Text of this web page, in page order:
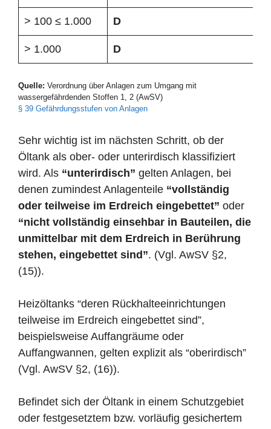
> 100 ≤ 1.000 D
> 1.000 D
Quelle: Verordnung über Anlagen zum Umgang mit
wassergefährdenden Stoffen 1, 2 (AwSV)
§ 39 Gefährdungsstufen von Anlagen
Sehr wichtig ist im nächsten Schritt, ob der
Öltank als ober- oder unterirdisch klassifiziert
wird. Als “unterirdisch” gelten Anlagen, bei
denen zumindest Anlagenteile “vollständig
oder teilweise im Erdreich eingebettet” oder
“nicht vollständig einsehbar in Bauteilen, die
unmittelbar mit dem Erdreich in Berührung
stehen, eingebettet sind”. (Vgl. AwSV §2,
(15)).
Heizöltanks “deren Rückhalteeinrichtungen
teilweise im Erdreich eingebettet sind”,
beispielsweise Auffangräume oder
Auffangwannen, gelten explizit als “oberirdisch”
(Vgl. AwSV §2, (16)).
Befindet sich der Öltank in einem Schutzgebiet
oder festgesetztem bzw. vorläufig gesichertem